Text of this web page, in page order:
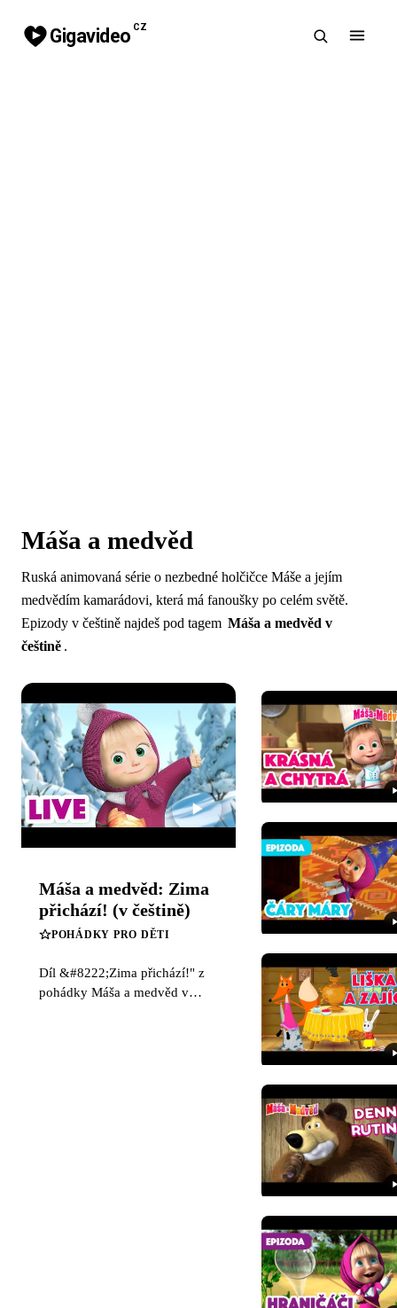
Gigavideo CZ
Máša a medvěd
Ruská animovaná série o nezbedné holčičce Máše a jejím
medvědím kamarádovi, která má fanoušky po celém světě.
Epizody v češtině najdeš pod tagem Máša a medvěd v
češtině .
Máša a medvěd: Zima
přichází! (v češtině)
POHÁDKY PRO DĚTI
Díl &#8222;Zima přichází!" z
pohádky Máša a medvěd v